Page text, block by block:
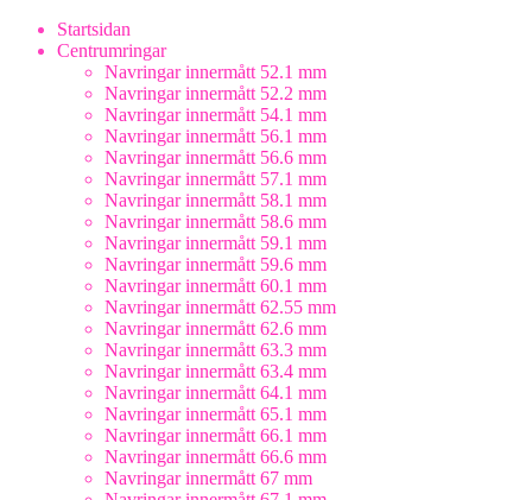
Startsidan
Centrumringar
Navringar innermått 52.1 mm
Navringar innermått 52.2 mm
Navringar innermått 54.1 mm
Navringar innermått 56.1 mm
Navringar innermått 56.6 mm
Navringar innermått 57.1 mm
Navringar innermått 58.1 mm
Navringar innermått 58.6 mm
Navringar innermått 59.1 mm
Navringar innermått 59.6 mm
Navringar innermått 60.1 mm
Navringar innermått 62.55 mm
Navringar innermått 62.6 mm
Navringar innermått 63.3 mm
Navringar innermått 63.4 mm
Navringar innermått 64.1 mm
Navringar innermått 65.1 mm
Navringar innermått 66.1 mm
Navringar innermått 66.6 mm
Navringar innermått 67 mm